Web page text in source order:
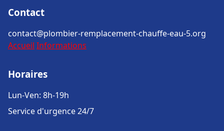
Contact
contact@plombier-remplacement-chauffe-eau-5.org
Accueil Informations
Horaires
Lun-Ven: 8h-19h
Service d'urgence 24/7